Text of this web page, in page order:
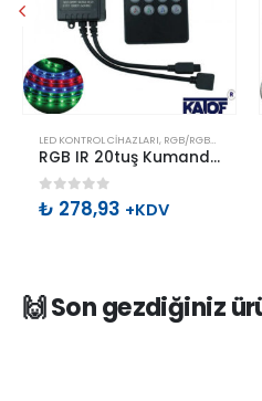
LED KONTROL CIHAZLARI, RGB/RGBW/RGBW-CW KONTROL CIHAZLARI
RGB IR 20tuş Kumandalı Müzik Kontrol
0 out of 5
₺ 278,93 +KDV
🙌 Son gezdiğiniz